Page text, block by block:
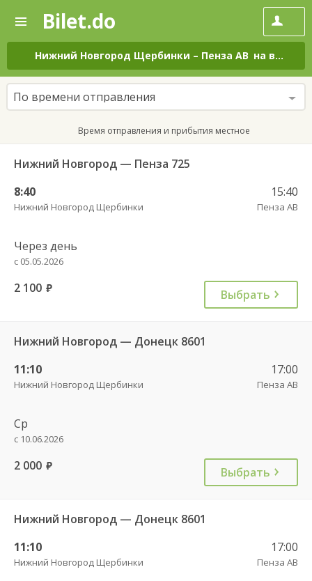
—
Поиск
и
покупка
билетов
на
автобус
онлайн
Bilet.do
Нижний Новгород Щербинки – Пенза АВ на все дни
По времени отправления
Время отправления и прибытия местное
Нижний Новгород — Пенза 725
8:40
Нижний Новгород Щербинки
15:40
Пенза АВ
Через день
с 05.05.2026
2 100 руб. Выбрать
Нижний Новгород — Донецк 8601
11:10
Нижний Новгород Щербинки
17:00
Пенза АВ
Ср
с 10.06.2026
2 000 руб. Выбрать
Нижний Новгород — Донецк 8601
11:10
Нижний Новгород Щербинки
17:00
Пенза АВ